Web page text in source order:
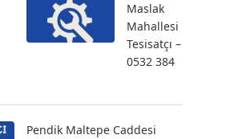
Maslak
Mahallesi
Tesisatçı –
0532 384
Pendik Maltepe Caddesi